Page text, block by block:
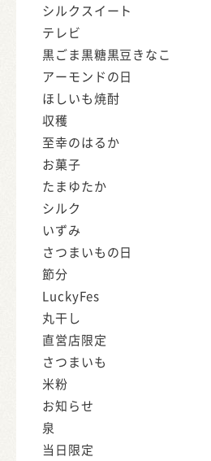
シルクスイート
テレビ
黒ごま黒糖黒豆きなこ
アーモンドの日
ほしいも焼酎
収穫
至幸のはるか
お菓子
たまゆたか
シルク
いずみ
さつまいもの日
節分
LuckyFes
丸干し
直営店限定
さつまいも
米粉
お知らせ
泉
当日限定